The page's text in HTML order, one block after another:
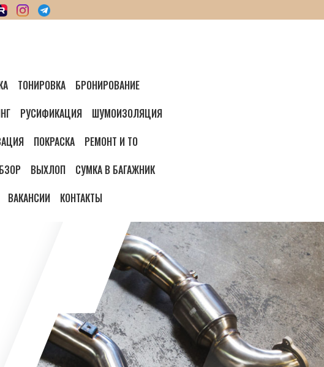
ТОНИРОВКА
БРОНИРОВАНИЕ
РУСИФИКАЦИЯ
ШУМОИЗОЛЯЦИЯ
ПОКРАСКА
РЕМОНТ И ТО
ВЫХЛОП
СУМКА В БАГАЖНИК
ВАКАНСИИ КОНТАКТЫ